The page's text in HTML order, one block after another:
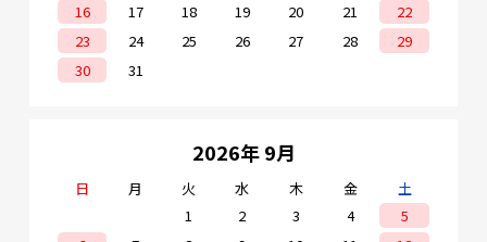
16
17 18 19 20 21
22
23
24 25 26 27 28
29
30
31
2026年 9月
日 月 火 水 木 金
土
1
2 3 4
5